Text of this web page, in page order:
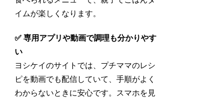
イムが楽しくなります。
✅ 専用アプリや動画で調理も分かりやす
い
ヨシケイのサイトでは、プチママのレシ
ピを動画でも配信していて、手順がよく
わからないときに安心です。スマホを見